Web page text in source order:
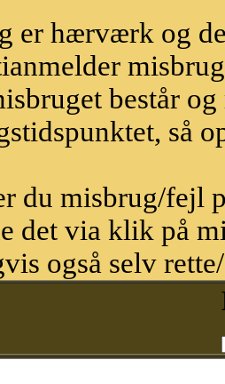
er hærværk og
består
så
du misbrug/fejl
det via klik på
også selv